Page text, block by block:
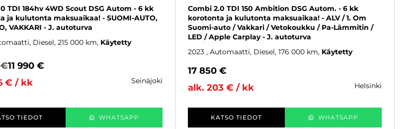
TDI 184hv 4WD Scout DSG Autom - 6 kk
ja kulutonta maksuaikaa! - SUOMI-AUTO,
VAKKARI - J. autoturva
Diesel, 215 000 km Käytetty
€11 990 €
€ / kk
seinäjoki
TIEDOT WHATSAPP
Combi 2.0 TDI 150 Ambition DSG Autom. - 6 kk
korotonta ja kulutonta maksuaikaa! - ALV / 1. Om
Suomi-auto / Vakkari / Vetokoukku / Pa-Lämmitin /
LED / Apple Carplay - J. autoturva
2023 , Automaatti, Diesel, 176 000 km Käytetty
17 850 €
alk. 203 € / kk
helsinki
KATSO TIEDOT WHATSAPP